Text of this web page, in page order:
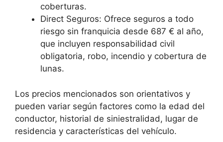
coberturas.
Direct Seguros: Ofrece seguros a todo
riesgo sin franquicia desde 687 € al año,
que incluyen responsabilidad civil
obligatoria, robo, incendio y cobertura de
lunas.
Los precios mencionados son orientativos y
pueden variar según factores como la edad del
conductor, historial de siniestralidad, lugar de
residencia y características del vehículo.